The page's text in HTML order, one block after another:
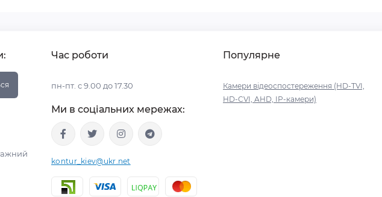
Час роботи
пн-пт. с 9.00 до 17.30
Ми в соціальних мережах:
kontur_kiev@ukr.net
Популярне
Камери відеоспостереження (HD-TVI,
HD-CVI, AHD, IP-камери)